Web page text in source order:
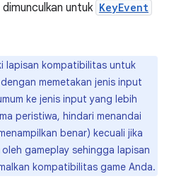
dimunculkan untuk KeyEvent
lapisan kompatibilitas untuk
memetakan jenis input
ke jenis input yang lebih
peristiwa, hindari menandai
benar) kecuali jika
gameplay sehingga lapisan
kompatibilitas game Anda.